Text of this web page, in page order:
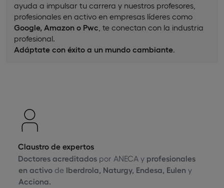
ayuda a impulsar tu carrera y nuestros profesores,
profesionales en activo en empresas líderes como
Google, Amazon o Pwc , te conectan con la industria
profesional.
Adáptate con éxito a un mundo cambiante.
Claustro de expertos
Doctores acreditados por ANECA y profesionales
en activode Iberdrola, Naturgy, Endesa, Eulen y
Acciona.